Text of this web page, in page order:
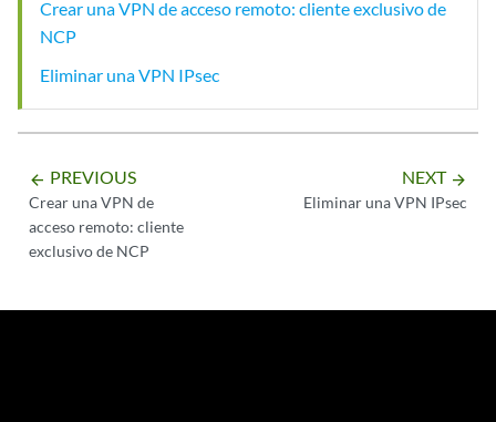
Crear una VPN de acceso remoto: cliente exclusivo de
NCP
Eliminar una VPN IPsec
arrow_backward PREVIOUS
Crear una VPN de
acceso remoto: cliente
exclusivo de NCP
NEXT arrow_forward
Eliminar una VPN IPsec